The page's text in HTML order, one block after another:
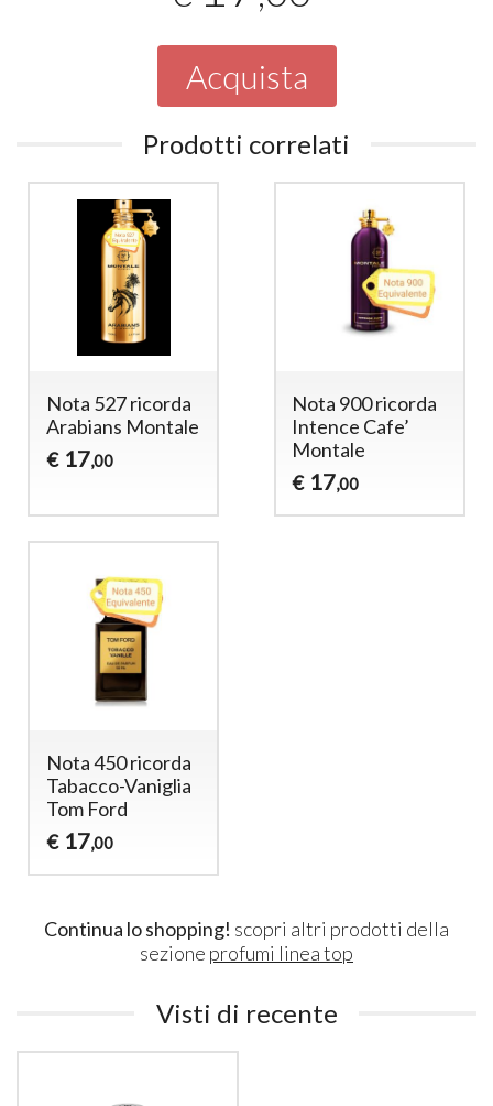
Acquista
Prodotti correlati
Nota 527 ricorda
Arabians Montale
€ 17,00
Nota 900 ricorda
Intence Cafe’
Montale
€ 17,00
Nota 450 ricorda
Tabacco-Vaniglia
Tom Ford
€ 17,00
Continua lo shopping! scopri altri prodotti della
sezione profumi linea top
Visti di recente